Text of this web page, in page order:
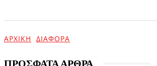
ΑΡΧΙΚΉ ΔΙΆΦΟΡΑ
ΠΡΟΣΦΑΤΑ ΑΡΘΡΑ